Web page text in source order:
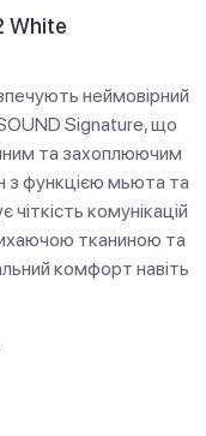
White
неймовірний
Signature, що
та захоплюючим
з функцією мьюта та
комунікацій
тканиною та
комфорт навіть